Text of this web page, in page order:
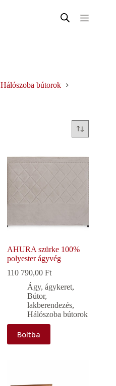
Hálószoba bútorok
AHURA szürke 100%
polyester ágyvég
110 790,00Ft
Ágy, ágykeret,
Bútor,
lakberendezés,
Hálószoba bútorok
Boltba